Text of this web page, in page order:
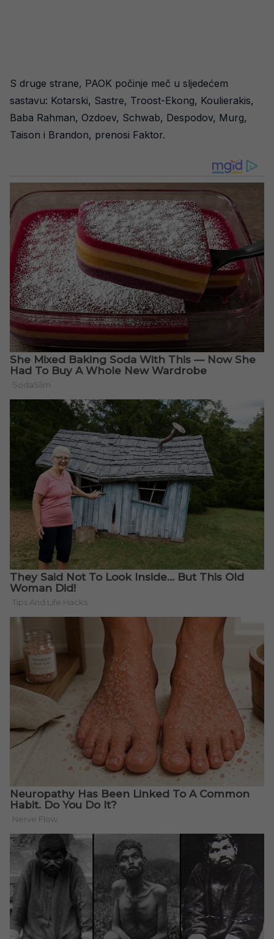
S druge strane, PAOK počinje meč u sljedećem
sastavu: Kotarski, Sastre, Troost-Ekong, Koulierakis,
Baba Rahman, Ozdoev, Schwab, Despodov, Murg,
Taison i Brandon, prenosi Faktor.